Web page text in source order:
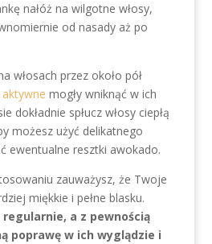
nałóż na wilgotne włosy,
od nasady aż po
włosach przez około pół
aktywne mogły wniknąć w ich
dokładnie spłucz włosy ciepłą
możesz użyć delikatnego
ewentualne resztki awokado.
zauważysz, że Twoje
miękkie i pełne blasku.
a z pewnością
poprawę w ich wyglądzie i